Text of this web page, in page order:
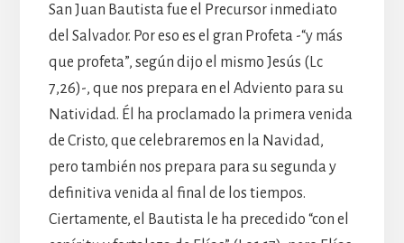
San Juan Bautista fue el Precursor inmediato
del Salvador. Por eso es el gran Profeta -“y más
que profeta”, según dijo el mismo Jesús (Lc
7,26)-, que nos prepara en el Adviento para su
Natividad. Él ha proclamado la primera venida
de Cristo, que celebraremos en la Navidad,
pero también nos prepara para su segunda y
definitiva venida al final de los tiempos.
Ciertamente, el Bautista le ha precedido “con el